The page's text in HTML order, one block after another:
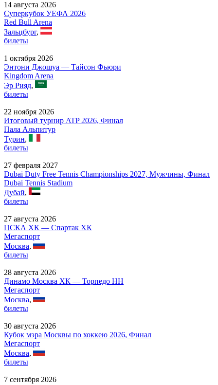
14 августа 2026
Суперкубок УЕФА 2026
Red Bull Arena
Зальцбург,
билеты
1 октября 2026
Энтони Джошуа — Тайсон Фьюри
Kingdom Arena
Эр Рияд,
билеты
22 ноября 2026
Итоговый турнир ATP 2026, Финал
Пала Альпитур
Турин,
билеты
27 февраля 2027
Dubai Duty Free Tennis Championships 2027, Мужчины, Финал
Dubai Tennis Stadium
Дубай,
билеты
27 августа 2026
ЦСКА ХК — Спартак ХК
Мегаспорт
Москва,
билеты
28 августа 2026
Динамо Москва ХК — Торпедо НН
Мегаспорт
Москва,
билеты
30 августа 2026
Кубок мэра Москвы по хоккею 2026, Финал
Мегаспорт
Москва,
билеты
7 сентября 2026